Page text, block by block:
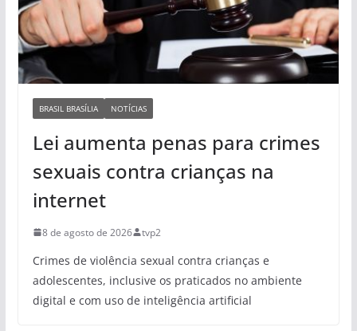
BRASIL BRASÍLIA NOTÍCIAS
Lei aumenta penas para crimes
sexuais contra crianças na
internet
8 de agosto de 2026 tvp2
Crimes de violência sexual contra crianças e
adolescentes, inclusive os praticados no ambiente
digital e com uso de inteligência artificial